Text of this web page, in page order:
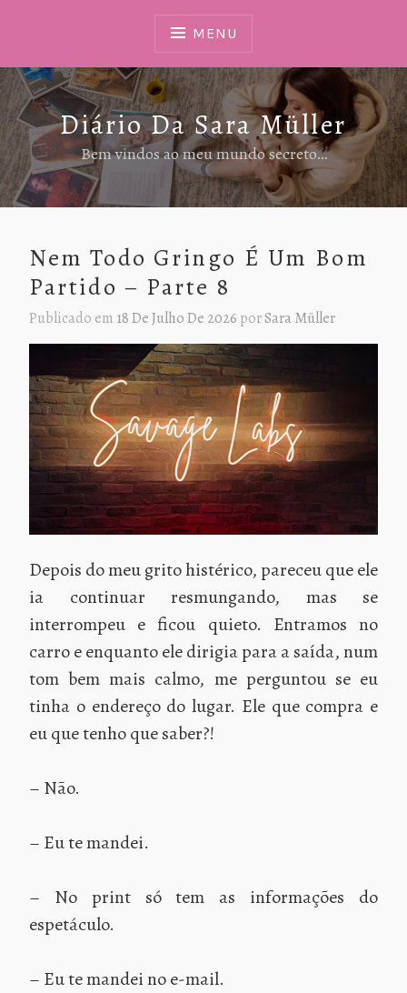
MENU
Diário Da Sara Müller
Bem vindos ao meu mundo secreto…
Nem Todo Gringo É Um Bom
Partido – Parte 8
Publicado em 18 De Julho De 2026 porSara Müller
Depois do meu grito histérico, pareceu que ele
ia continuar resmungando, mas se
interrompeu e ficou quieto. Entramos no
carro e enquanto ele dirigia para a saída, num
tom bem mais calmo, me perguntou se eu
tinha o endereço do lugar. Ele que compra e
eu que tenho que saber?!
– Não.
– Eu te mandei.
– No print só tem as informações do
espetáculo.
– Eu te mandei no e-mail.